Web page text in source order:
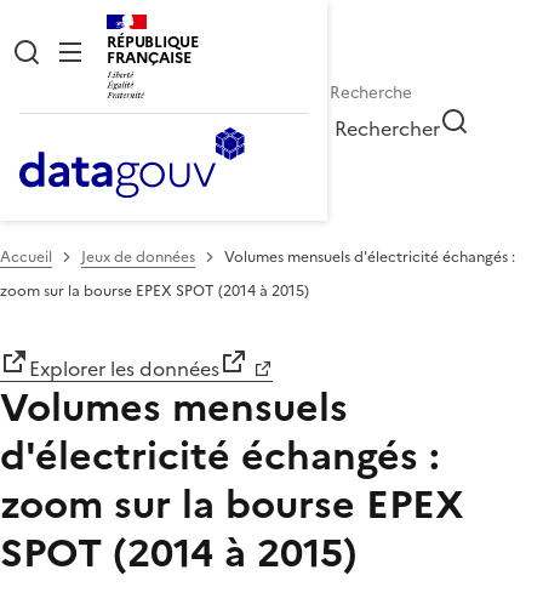
RÉPUBLIQUE
FRANÇAISE
Rechercher
Accueil Jeux de données
Volumes mensuels d'électricité échangés :
zoom sur la bourse EPEX SPOT (2014 à 2015)
Explorer les données
Volumes mensuels
d'électricité échangés :
zoom sur la bourse EPEX
SPOT (2014 à 2015)